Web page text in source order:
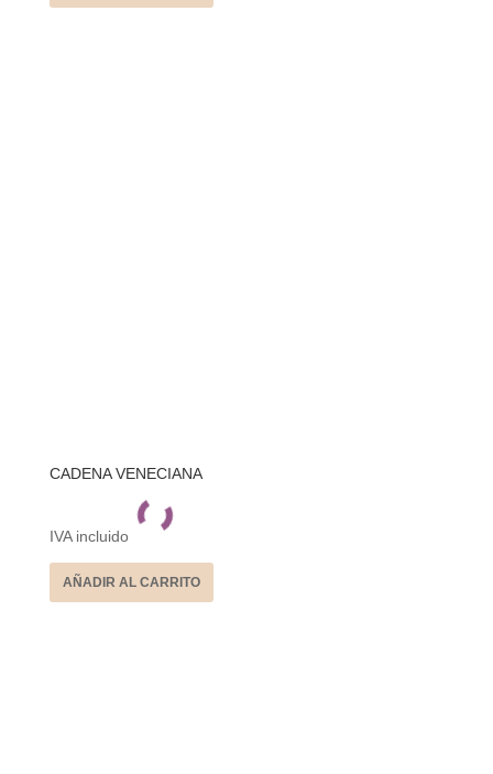
CADENA VENECIANA
IVA incluido
AÑADIR AL CARRITO